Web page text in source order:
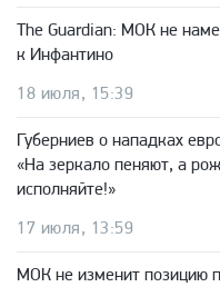
The Guardian: МОК не
к Инфантино
18 июля, 15:39
Губерниев о нападках
«На зеркало пеняют, а
исполняйте!»
17 июля, 13:59
МОК не изменит позицию